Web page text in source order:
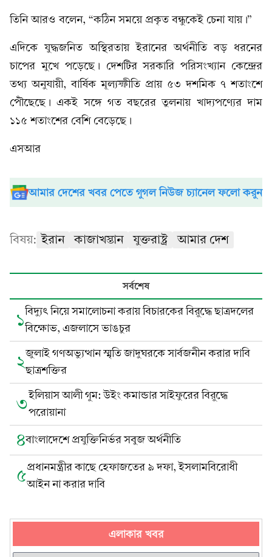
তিনি আরও বলেন, “কঠিন সময়ে প্রকৃত বন্ধুকেই চেনা যায়।”
এদিকে যুদ্ধজনিত অস্থিরতায় ইরানের অর্থনীতি বড় ধরনের
চাপের মুখে পড়েছে। দেশটির সরকারি পরিসংখ্যান কেন্দ্রের
তথ্য অনুযায়ী, বার্ষিক মূল্যস্ফীতি প্রায় ৫৩ দশমিক ৭ শতাংশে
পৌঁছেছে। একই সঙ্গে গত বছরের তুলনায় খাদ্যপণ্যের দাম
১১৫ শতাংশের বেশি বেড়েছে।
এসআর
আমার দেশের খবর পেতে গুগল নিউজ চ্যানেল ফলো করুন
বিষয়: ইরান কাজাখস্তান যুক্তরাষ্ট্র আমার দেশ
সর্বশেষ
১বিদ্যুৎ নিয়ে সমালোচনা করায় বিচারকের বিরুদ্ধে ছাত্রদলের
বিক্ষোভ, এজলাসে ভাঙচুর
২জুলাই গণঅভ্যুত্থান স্মৃতি জাদুঘরকে সার্বজনীন করার দাবি
ছাত্রশক্তির
৩ইলিয়াস আলী গুম: উইং কমান্ডার সাইফুরের বিরুদ্ধে
পরোয়ানা
৪বাংলাদেশে প্রযুক্তিনির্ভর সবুজ অর্থনীতি
৫প্রধানমন্ত্রীর কাছে হেফাজতের ৯ দফা, ইসলামবিরোধী
আইন না করার দাবি
এলাকার খবর